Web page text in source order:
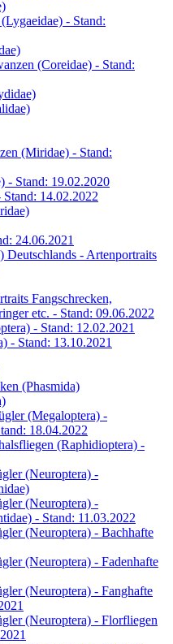
- Stand:
(Coreidae) - Stand:
(Miridae) - Stand:
- Stand: 19.02.2020
14.02.2022
24.06.2021
Deutschlands - Artenportraits
Fangschrecken,
etc. - Stand: 09.06.2022
- Stand: 12.02.2021
- Stand: 13.10.2021
(Phasmida)
(Megaloptera) -
18.04.2022
(Raphidioptera) -
(Neuroptera) -
(Neuroptera) -
- Stand: 11.03.2022
(Neuroptera) - Bachhafte
(Neuroptera) - Fadenhafte
(Neuroptera) - Fanghafte
(Neuroptera) - Florfliegen